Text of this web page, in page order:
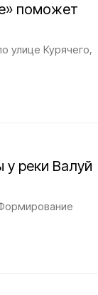
поможет
улице Курячего,
у реки Валуй